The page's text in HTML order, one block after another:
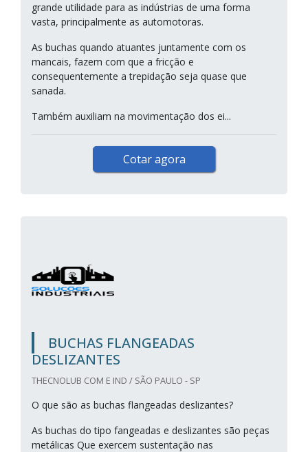
grande utilidade para as indústrias de uma forma
vasta, principalmente as automotoras.
As buchas quando atuantes juntamente com os
mancais, fazem com que a fricção e
consequentemente a trepidação seja quase que
sanada.
Também auxiliam na movimentação dos ei...
Cotar agora
BUCHAS FLANGEADAS
DESLIZANTES
THECNOLUB COM E IND / SÃO PAULO - SP
O que são as buchas flangeadas deslizantes?
As buchas do tipo fangeadas e deslizantes são peças
metálicas Que exercem sustentação nas